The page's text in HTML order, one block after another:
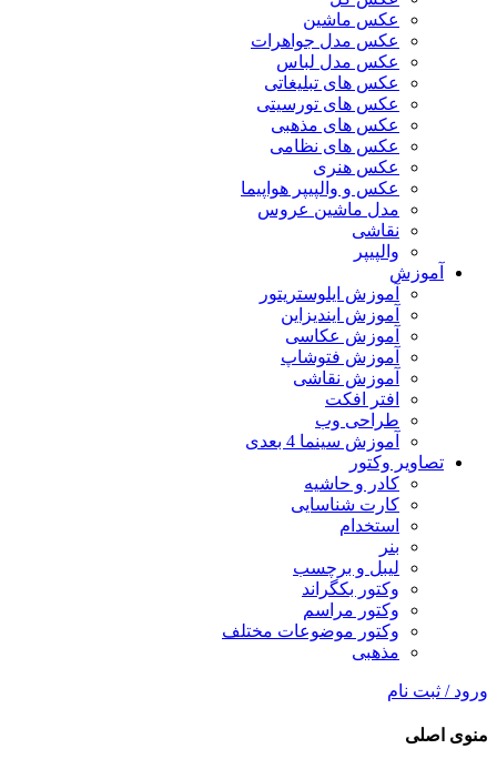
عکس ماشین
عکس مدل جواهرات
عکس مدل لباس
عکس های تبلیغاتی
عکس های تورسیتی
عکس های مذهبی
عکس های نظامی
عکس هنری
عکس و والپیپر هواپیما
مدل ماشین عروس
نقاشی
والپیپر
آموزش
آموزش ایلوستریتور
آموزش ایندیزاین
آموزش عکاسی
آموزش فتوشاپ
آموزش نقاشی
افتر افکت
طراحی وب
آموزش سینما 4 بعدی
تصاویر وکتور
کادر و حاشیه
کارت شناسایی
استخدام
بنر
لیبل و برچسب
وکتور بکگراند
وکتور مراسم
وکتور موضوعات مختلف
مذهبی
ورود / ثبت نام
منوی اصلی